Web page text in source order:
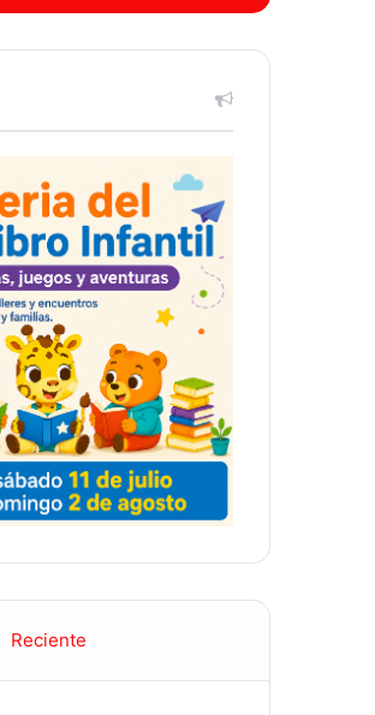
Reciente